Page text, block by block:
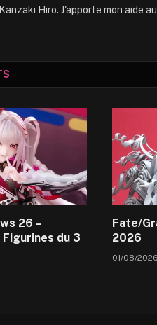
Kanzaki Hiro. J'apporte mon aide
26 –
Figurines du 3
Fate/
2026
01/08/2026